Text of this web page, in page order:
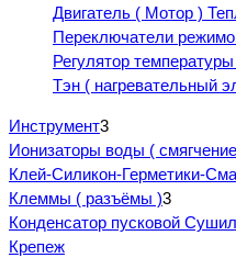
Двигатель ( Мотор )
Переключатели
Регулятор
Тэн ( нагревательный
Инструмент3
Ионизаторы воды (
Клей-Силикон-Герметики-
Клеммы ( разъёмы )3
Конденсатор пусковой
Крепеж